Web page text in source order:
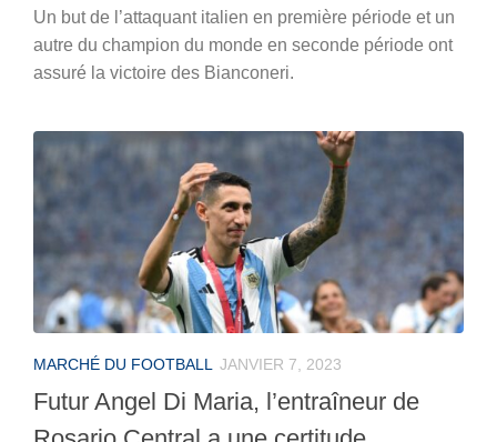
Un but de l’attaquant italien en première période et un
autre du champion du monde en seconde période ont
assuré la victoire des Bianconeri.
MARCHÉ DU FOOTBALL JANVIER 7, 2023
Futur Angel Di Maria, l’entraîneur de